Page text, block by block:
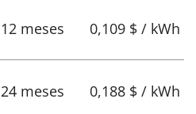
12 meses 0,109 $ / kWh
24 meses 0,188 $ / kWh